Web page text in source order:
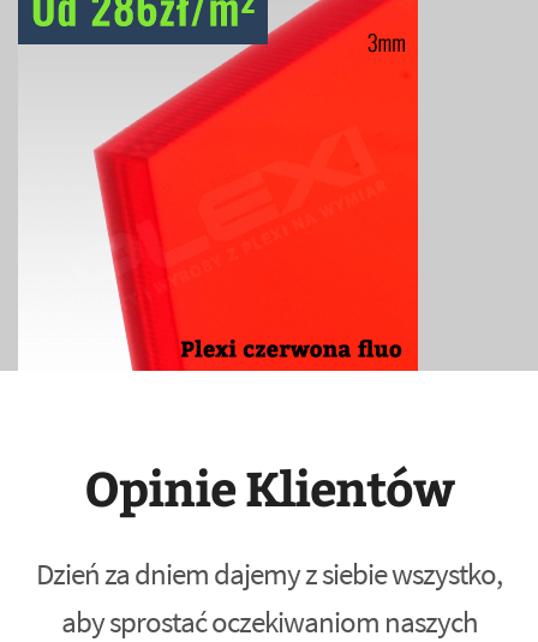
Opinie Klientów
Dzień za dniem dajemy z siebie wszystko,
aby sprostać oczekiwaniom naszych